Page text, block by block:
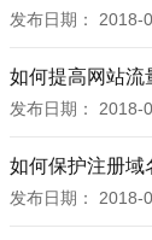
发布日期： 2018-
如何提高网站流
发布日期： 2018-
如何保护注册域
发布日期： 2018-